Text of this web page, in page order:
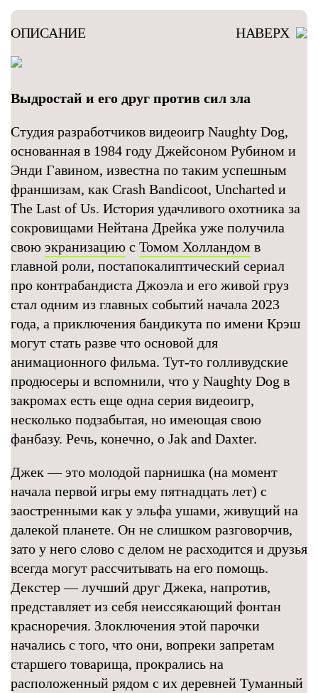
ОПИСАНИЕ НАВЕРХ
Выдростай и его друг против сил зла
Студия разработчиков видеоигр Naughty Dog,
основанная в 1984 году Джейсоном Рубином и
Энди Гавином, известна по таким успешным
франшизам, как Crash Bandicoot, Uncharted и
The Last of Us. История удачливого охотника за
сокровищами Нейтана Дрейка уже получила
свою экранизацию с Томом Холландом в
главной роли, постапокалиптический сериал
про контрабандиста Джоэла и его живой груз
стал одним из главных событий начала 2023
года, а приключения бандикута по имени Крэш
могут стать разве что основой для
анимационного фильма. Тут-то голливудские
продюсеры и вспомнили, что у Naughty Dog в
закромах есть еще одна серия видеоигр,
несколько подзабытая, но имеющая свою
фанбазу. Речь, конечно, о Jak and Daxter.
Джек — это молодой парнишка (на момент
начала первой игры ему пятнадцать лет) с
заостренными как у эльфа ушами, живущий на
далекой планете. Он не слишком разговорчив,
зато у него слово с делом не расходится и друзья
всегда могут рассчитывать на его помощь.
Декстер — лучший друг Джека, напротив,
представляет из себя неиссякающий фонтан
красноречия. Злоключения этой парочки
начались с того, что они, вопреки запретам
старшего товарища, прокрались на
расположенный рядом с их деревней Туманный